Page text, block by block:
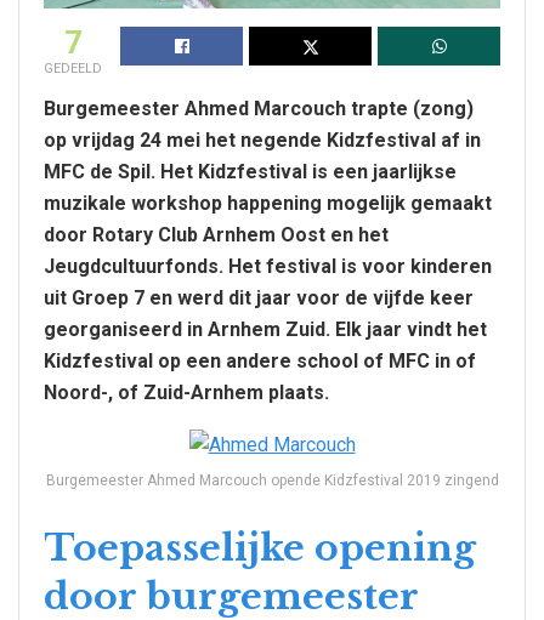
7
GEDEELD
Burgemeester Ahmed Marcouch trapte (zong)
op vrijdag 24 mei het negende Kidzfestival af in
MFC de Spil. Het Kidzfestival is een jaarlijkse
muzikale workshop happening mogelijk gemaakt
door Rotary Club Arnhem Oost en het
Jeugdcultuurfonds. Het festival is voor kinderen
uit Groep 7 en werd dit jaar voor de vijfde keer
georganiseerd in Arnhem Zuid. Elk jaar vindt het
Kidzfestival op een andere school of MFC in of
Noord-, of Zuid-Arnhem plaats.
Burgemeester Ahmed Marcouch opende Kidzfestival 2019 zingend
Toepasselijke opening
door burgemeester